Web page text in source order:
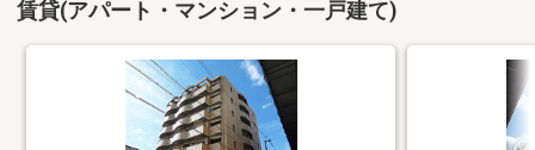
賃貸(アパート・マンション・一戸建て)